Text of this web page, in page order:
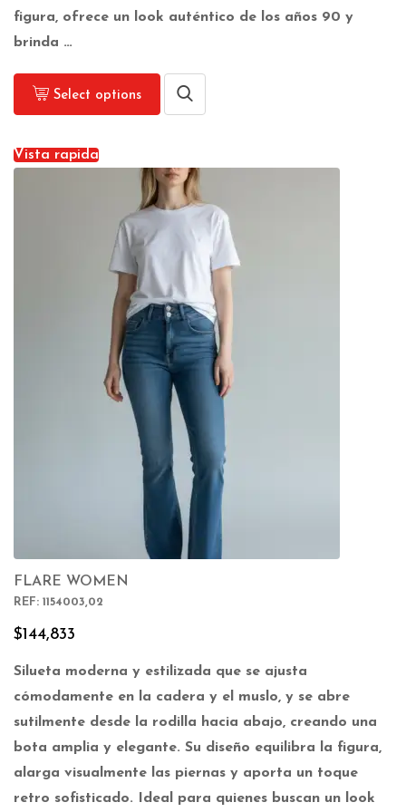
figura, ofrece un look auténtico de los años 90 y
brinda …
Select options
Vista rapida
FLARE WOMEN
REF: 1154003,02
$144,833
Silueta moderna y estilizada que se ajusta
cómodamente en la cadera y el muslo, y se abre
sutilmente desde la rodilla hacia abajo, creando una
bota amplia y elegante. Su diseño equilibra la figura,
alarga visualmente las piernas y aporta un toque
retro sofisticado. Ideal para quienes buscan un look